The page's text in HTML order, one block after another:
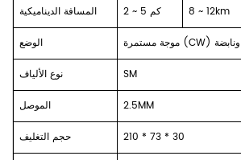
المسافة الديناميكية 2 ~ 5 كم 8 ~ 12km
الوضع موجة مستمرة (CW) ونابضة
نوع الألياف SM
الموصل 2.5MM
حجم التغليف 210 * 73 * 30